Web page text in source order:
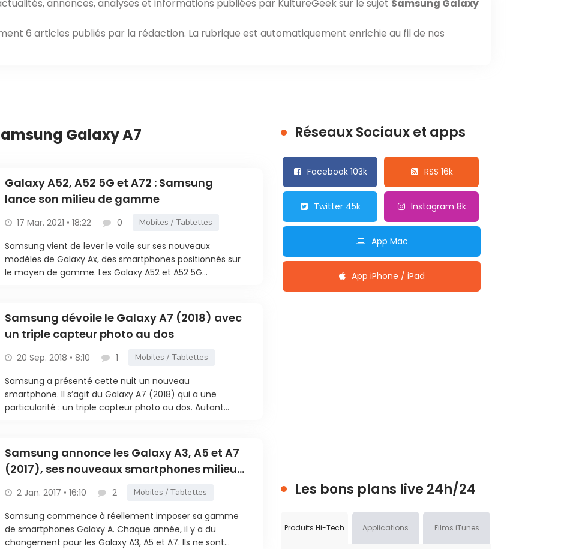
annonces, analyses et informations publiées par KultureGeek sur le sujet Samsung Galaxy
6 articles publiés par la rédaction. La rubrique est automatiquement enrichie au fil de nos
Galaxy A7
Galaxy A52, A52 5G et A72 : Samsung
lance son milieu de gamme
17 Mar. 2021 • 18:22 0 Mobiles / Tablettes
Samsung vient de lever le voile sur ses nouveaux
modèles de Galaxy Ax, des smartphones positionnés sur
le moyen de gamme. Les Galaxy A52 et A52 5G...
Samsung dévoile le Galaxy A7 (2018) avec
un triple capteur photo au dos
20 Sep. 2018 • 8:10 1 Mobiles / Tablettes
Samsung a présenté cette nuit un nouveau
smartphone. Il s’agit du Galaxy A7 (2018) qui a une
particularité : un triple capteur photo au dos. Autant...
Samsung annonce les Galaxy A3, A5 et A7
(2017), ses nouveaux smartphones milieu
2 Jan. 2017 • 16:10 2 Mobiles / Tablettes
Samsung commence à réellement imposer sa gamme
de smartphones Galaxy A. Chaque année, il y a du
changement pour les Galaxy A3, A5 et A7. Ils ne sont...
Réseaux Sociaux et apps
Facebook 103k RSS 16k
Twitter 45k Instagram 8k
App Mac
App iPhone / iPad
Les bons plans live 24h/24
Produits Hi-Tech Applications Films iTunes